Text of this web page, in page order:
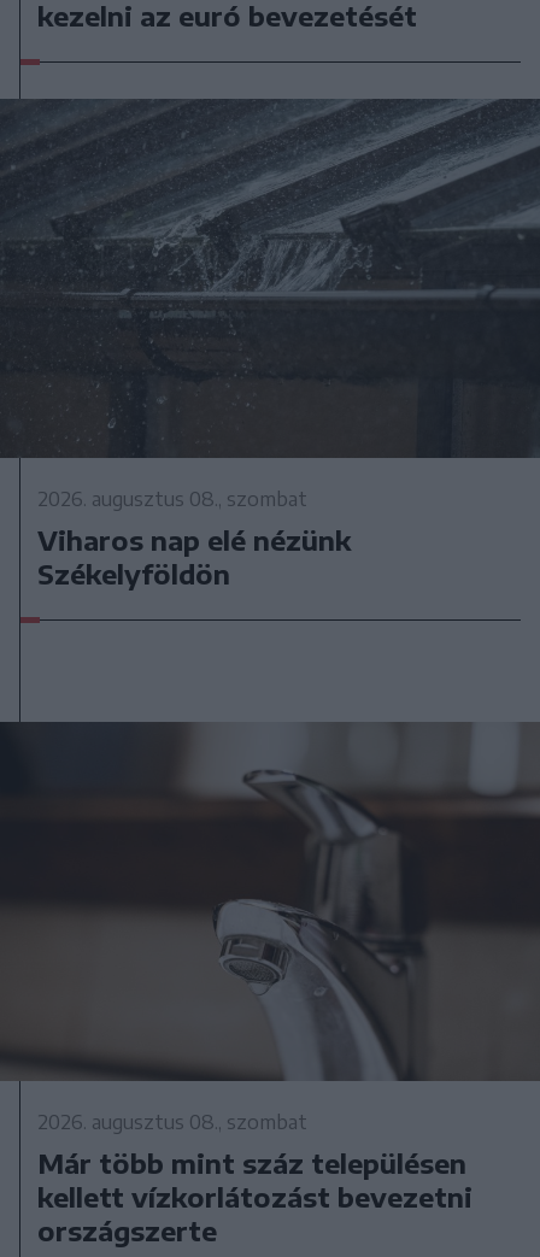
kezelni az euró bevezetését
2026. augusztus 08., szombat
Viharos nap elé nézünk
Székelyföldön
2026. augusztus 08., szombat
Már több mint száz településen
kellett vízkorlátozást bevezetni
országszerte